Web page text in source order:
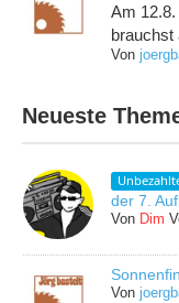
Am
brauchst
Von
Neueste
der 7.
Von Dim
Von